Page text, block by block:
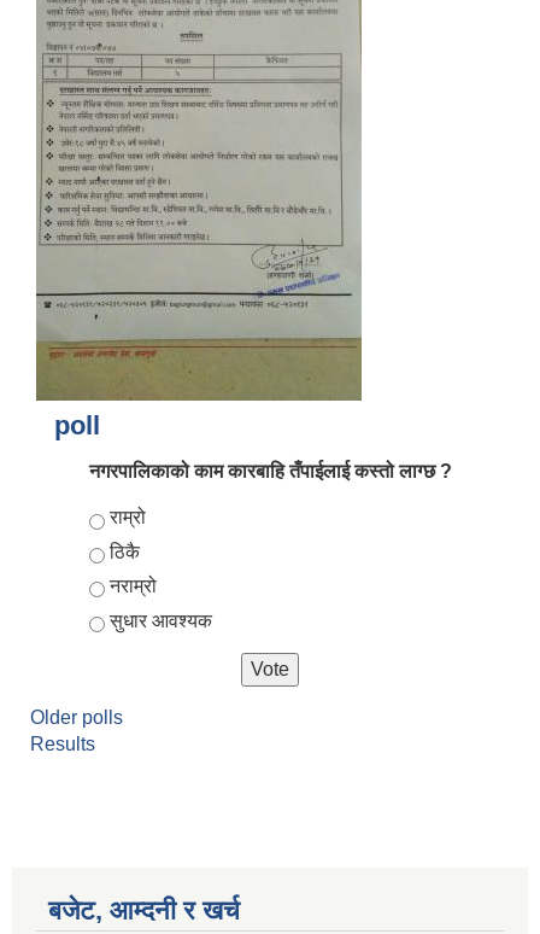
poll
नगरपालिकाको काम कारबाहि तँपाईलाई कस्तो लाग्छ ?
Choices
राम्रो
ठिकै
नराम्रो
सुधार आवश्यक
Older polls
Results
बजेट, आम्दनी र खर्च